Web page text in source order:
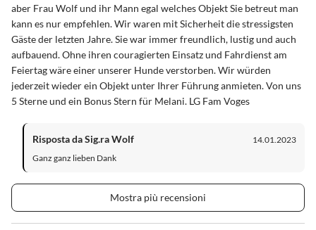
aber Frau Wolf und ihr Mann egal welches Objekt Sie betreut man
kann es nur empfehlen. Wir waren mit Sicherheit die stressigsten
Gäste der letzten Jahre. Sie war immer freundlich, lustig und auch
aufbauend. Ohne ihren couragierten Einsatz und Fahrdienst am
Feiertag wäre einer unserer Hunde verstorben. Wir würden
jederzeit wieder ein Objekt unter Ihrer Führung anmieten. Von uns
5 Sterne und ein Bonus Stern für Melani. LG Fam Voges
Risposta da Sig.ra Wolf
14.01.2023
Ganz ganz lieben Dank
Mostra più recensioni